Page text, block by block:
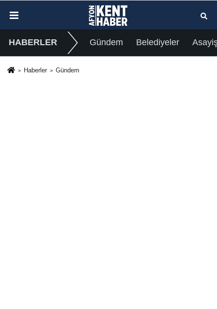
HABERLER Gündem Belediyeler
Haberler Gündem